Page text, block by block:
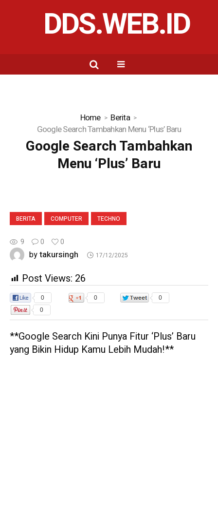
DDS.WEB.ID
Home
Berita
Google Search Tambahkan Menu ‘Plus’ Baru
Google Search Tambahkan
Menu ‘Plus’ Baru
BERITA COMPUTER TECHNO
9 0 0
bytakursingh 17/12/2025
Post Views: 26
0 0
0
0
**Google Search Kini Punya Fitur ‘Plus’ Baru
yang Bikin Hidup Kamu Lebih Mudah!**